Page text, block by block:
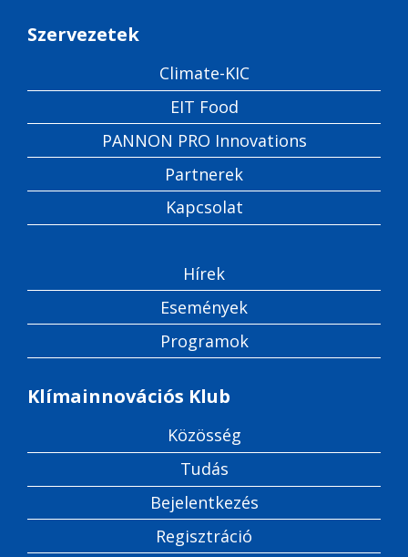
Szervezetek
Climate-KIC
EIT Food
PANNON PRO Innovations
Partnerek
Kapcsolat
Hírek
Események
Programok
Klímainnovációs Klub
Közösség
Tudás
Bejelentkezés
Regisztráció